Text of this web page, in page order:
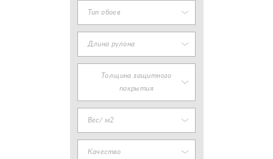
Тип обоев
Длина рулона
Толщина защитного
покрытия
Вес/ м2
Качество